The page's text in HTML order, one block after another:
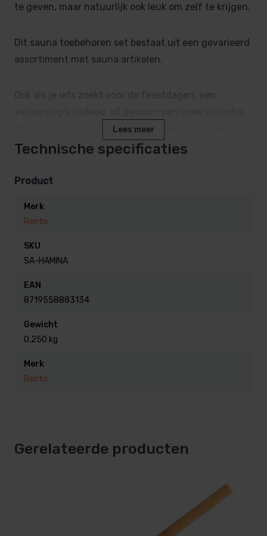
te geven, maar natuurlijk ook leuk om zelf te krijgen.
Dit sauna toebehoren set bestaat uit een gevarieerd
assortiment met sauna artikelen.
Ook als je iets zoekt voor de feestdagen, een
dan is deze sauna toebehorenset een leuk idee.
Rento Blueberry honing creme, 150 ml
Rento Blueberry body lotion, 50 ml
Rento Blueberry body wash, 50 ml
Ovale nagelborstel
Lees meer
Technische specificaties
Product
Merk
Rento
SKU
SA-HAMINA
EAN
8719558883134
Gewicht
0,250 kg
Merk
Rento
Gerelateerde producten